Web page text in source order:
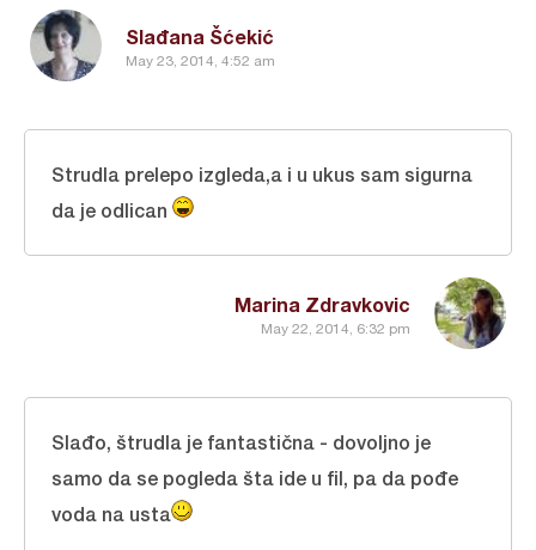
Slađana Šćekić
May 23, 2014, 4:52 am
Marina Zdravkovic
May 22, 2014, 6:32 pm
Strudla prelepo izgleda,a i u ukus sam sigurna
da je odlican
Slađo, štrudla je fantastična - dovoljno je
samo da se pogleda šta ide u fil, pa da pođe
voda na usta